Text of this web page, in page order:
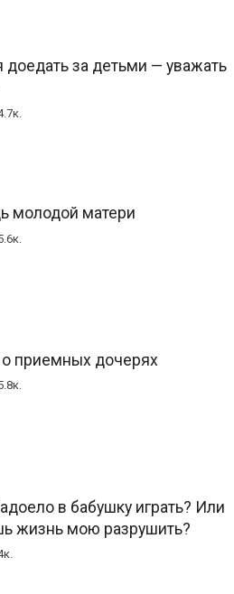
доедать за детьми — уважать
молодой матери
приемных дочерях
в бабушку играть? Или
жизнь мою разрушить?